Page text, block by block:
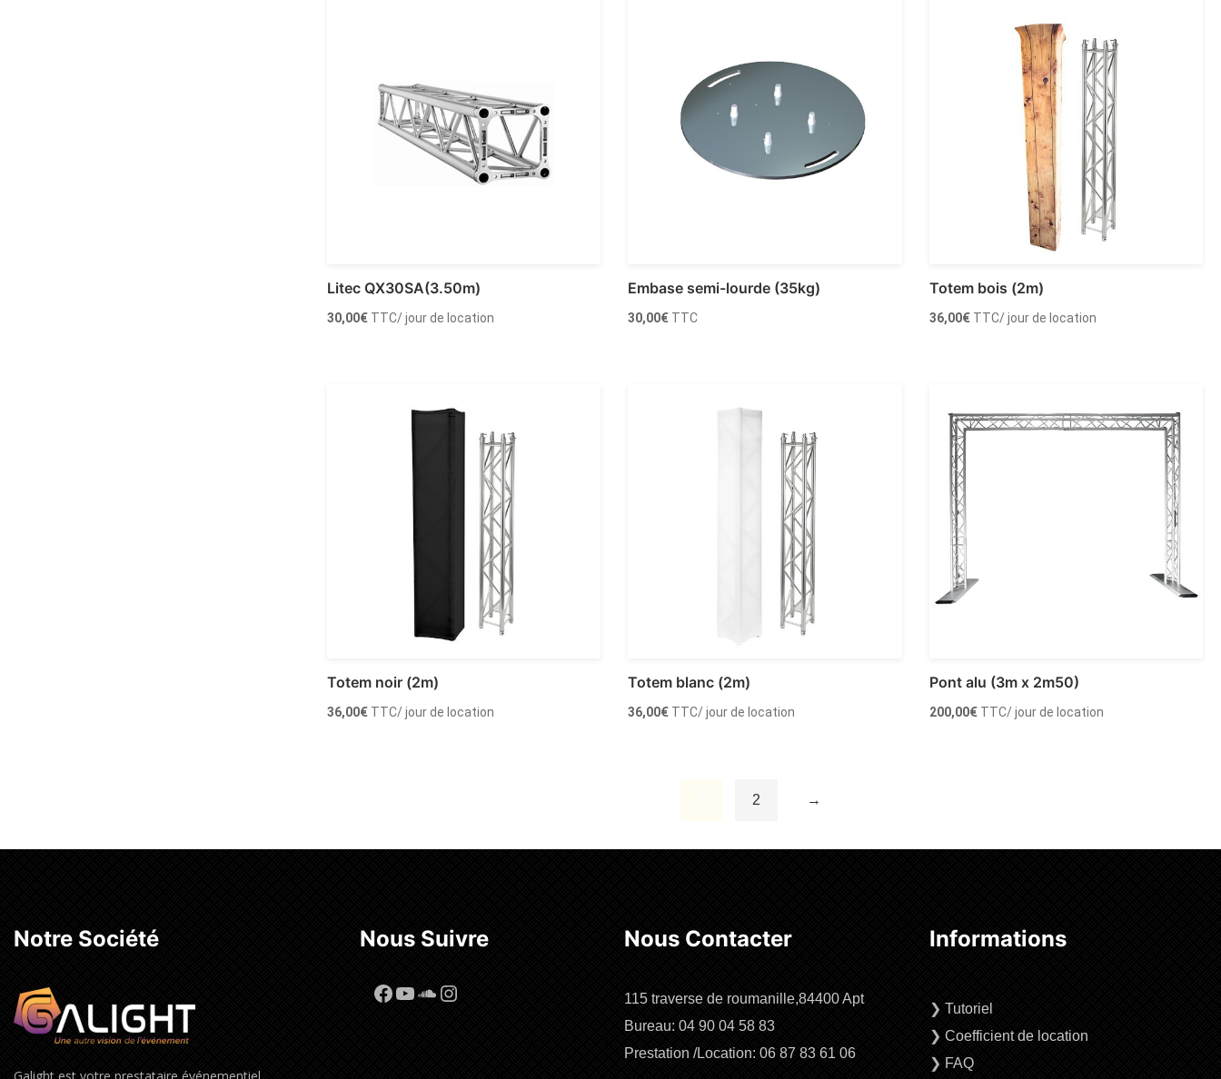
Litec QX30SA(3.50m)
30,00€ TTC/ jour de location
Embase semi-lourde (35kg)
30,00€ TTC
Ajouter au panier
Totem bois (2m)
36,00€ TTC/ jour de location
Totem noir (2m)
36,00€ TTC/ jour de location
Totem blanc (2m)
36,00€ TTC/ jour de location
Pont alu (3m x 2m50)
200,00€ TTC/ jour de location
2 →
Notre Société Nous Suivre
Facebook
YouTube
SoundCloud
Instagram
Nous Contacter
115 traverse de roumanille,84400 Apt
Bureau: 04 90 04 58 83
Prestation /Location: 06 87 83 61 06
Informations
❯ Tutoriel
❯ Coefficient de location
❯ FAQ